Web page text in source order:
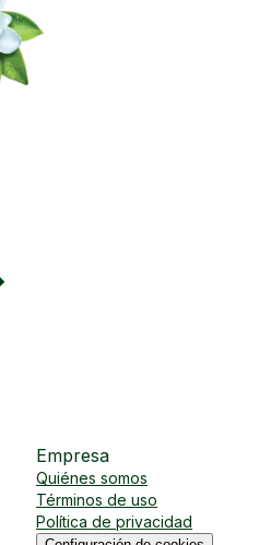
Empresa
Quiénes somos
Términos de uso
Política de privacidad